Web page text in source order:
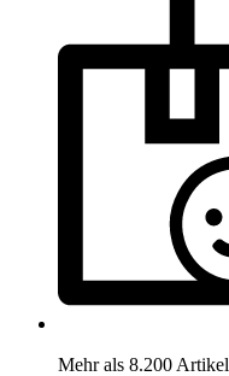
Mehr als 8.200 Artikel